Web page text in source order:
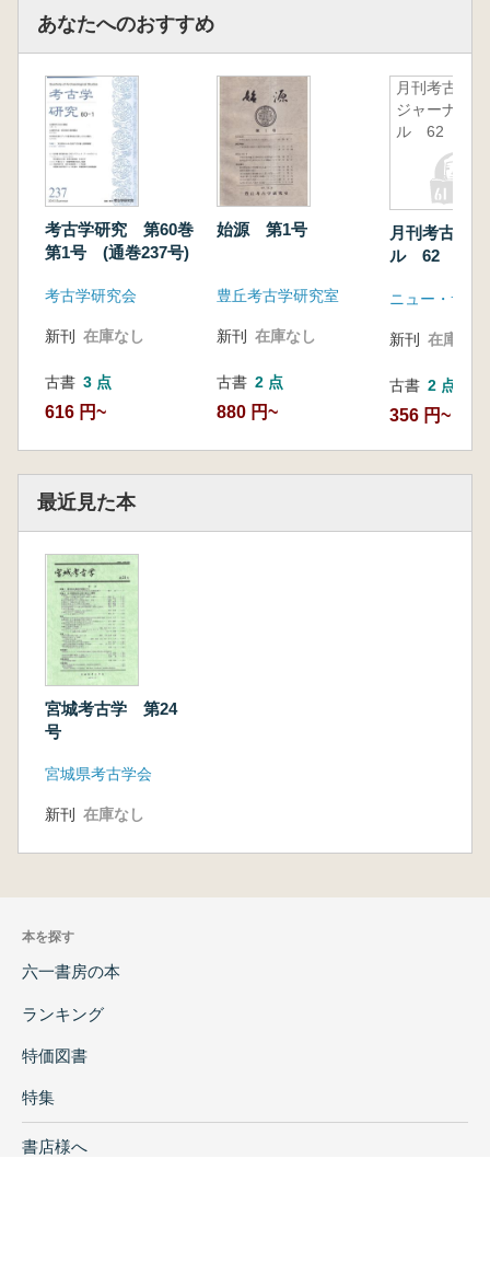
あなたへのおすすめ
考古学研究 第60巻
第1号 (通巻237号)
考古学研究会
新刊 在庫なし
古書 3 点
616 円~
始源 第1号
豊丘考古学研究室
新刊 在庫なし
古書 2 点
880 円~
月刊考古学
ジャーナ
ル 62
月刊考古学
ル 62
ニュー・サイ
新刊 在庫なし
古書 2 点
356 円~
最近見た本
宮城考古学 第24
号
宮城県考古学会
新刊 在庫なし
本を探す
六一書房の本
ランキング
特価図書
特集
書店様へ